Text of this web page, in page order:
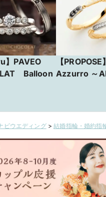
】PAVEO
Balloon
【
Azzurro ～
ビウエディング>結婚指輪・婚約指